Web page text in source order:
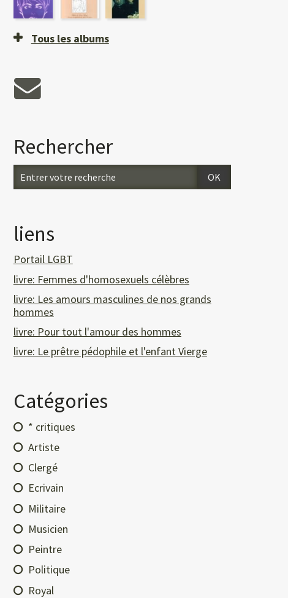
Tous les albums
Rechercher
liens
Portail LGBT
livre: Femmes d'homosexuels célèbres
livre: Les amours masculines de nos grands
hommes
livre: Pour tout l'amour des hommes
livre: Le prêtre pédophile et l'enfant Vierge
Catégories
* critiques
Artiste
Clergé
Ecrivain
Militaire
Musicien
Peintre
Politique
Royal